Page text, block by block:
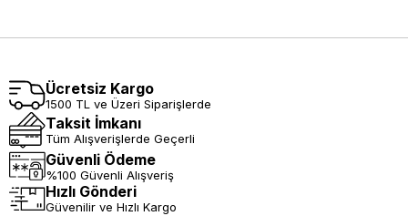
Ücretsiz Kargo
1500 TL ve Üzeri Siparişlerde
Taksit İmkanı
Tüm Alışverişlerde Geçerli
Güvenli Ödeme
%100 Güvenli Alışveriş
Hızlı Gönderi
Güvenilir ve Hızlı Kargo